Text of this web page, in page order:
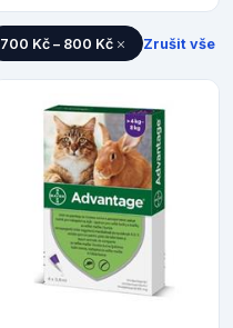
700 Kč – 800 Kč Zrušit vše